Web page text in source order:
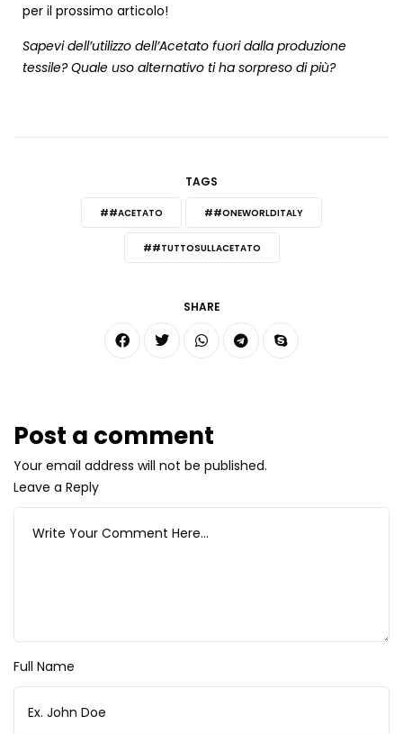
per il prossimo articolo!
Sapevi dell’utilizzo dell’Acetato fuori dalla produzione
tessile? Quale uso alternativo ti ha sorpreso di più?
TAGS
##ACETATO ##ONEWORLDITALY
##TUTTOSULLACETATO
SHARE
Post a comment
Your email address will not be published.
Leave a Reply
Full Name